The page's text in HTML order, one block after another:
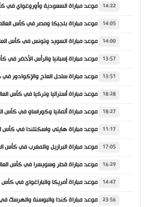
14:22
14:05
14:00
13:57
13:51
18:28
18:27
11:17
17:05
16:29
14:47
23:56